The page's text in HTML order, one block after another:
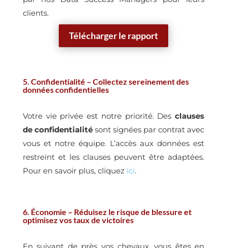
clients.
Télécharger le rapport
5. Confidentialité – Collectez sereinement des
données confidentielles
Votre vie privée est notre priorité. Desclauses
de confidentialitésont signées par contrat avec
vous et notre équipe. L’accès aux données est
restreint et les clauses peuvent être adaptées.
Pour en savoir plus, cliquez ici.
6. Économie – Réduisez le risque de blessure et
optimisez vos taux de victoires